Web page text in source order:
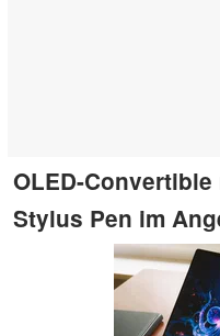
OLED-
Stylus Pen im